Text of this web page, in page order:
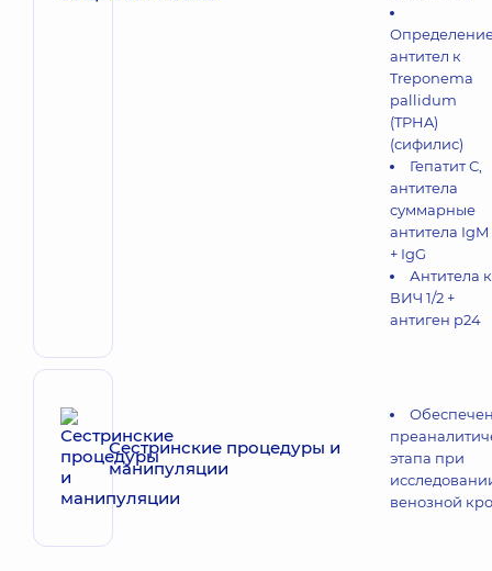
антител к
Treponema
pallidum
(TPHA)
(сифилис)
Гепатит С,
антитела
суммарные
антитела IgM
+ IgG
Антитела к
ВИЧ 1/2 +
антиген р24
Сестринские процедуры и
манипуляции
этапа при
венозной